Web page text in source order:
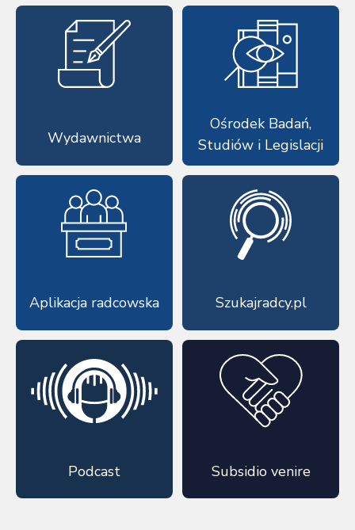
Wydawnictwa
Ośrodek Badań,
Studiów i Legislacji
Aplikacja radcowska Szukajradcy.pl
Podcast Subsidio venire